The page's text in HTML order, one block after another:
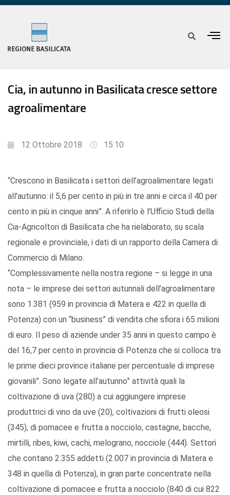
Cia, in autunno in Basilicata cresce settore
agroalimentare
12 Ottobre 2018 15:10
“Crescono in Basilicata i settori dell’agroalimentare legati
all’autunno: il 5,6 per cento in più in tre anni e circa il 40 per
cento in più in cinque anni”. A riferirlo è l’Ufficio Studi della
Cia-Agricoltori di Basilicata che ha rielaborato, su scala
regionale e provinciale, i dati di un rapporto della Camera di
Commercio di Milano.
“Complessivamente nella nostra regione – si legge in una
nota – le imprese dei settori autunnali dell’agroalimentare
sono 1.381 (959 in provincia di Matera e 422 in quella di
Potenza) con un “business” di vendita che sfiora i 65 milioni
di euro. Il peso di aziende under 35 anni in questo campo è
del 16,7 per cento in provincia di Potenza che si colloca tra
le prime dieci province italiane per percentuale di imprese
giovanili”. Sono legate all’autunno” attività quali la
coltivazione di uva (280) a cui aggiungere imprese
produttrici di vino da uve (20), coltivazioni di frutti oleosi
(345), di pomacee e frutta a nocciolo, castagne, bacche,
mirtilli, ribes, kiwi, cachi, melograno, nocciole (444). Settori
che contano 2.355 addetti (2.007 in provincia di Matera e
348 in quella di Potenza), in gran parte concentrate nella
coltivazione di pomacee e frutta a nocciolo (840 di cui 822